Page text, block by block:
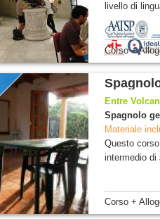
livello di
Corso +
Entre
Spagnolo
Materiale
Questo
intermedio di
Corso +